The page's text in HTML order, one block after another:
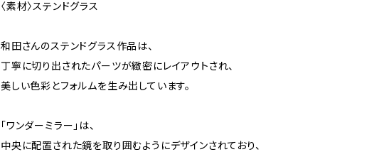
〈素材〉ステンドグラス
和田さんのステンドグラス作品は、
丁寧に切り出されたパーツが緻密にレイアウトされ、
美しい色彩とフォルムを生み出しています。
「ワンダーミラー」は、
中央に配置された鏡を取り囲むようにデザインされており、